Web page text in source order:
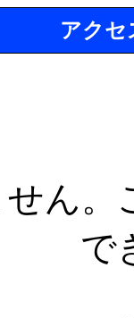
アクセ
ん
で